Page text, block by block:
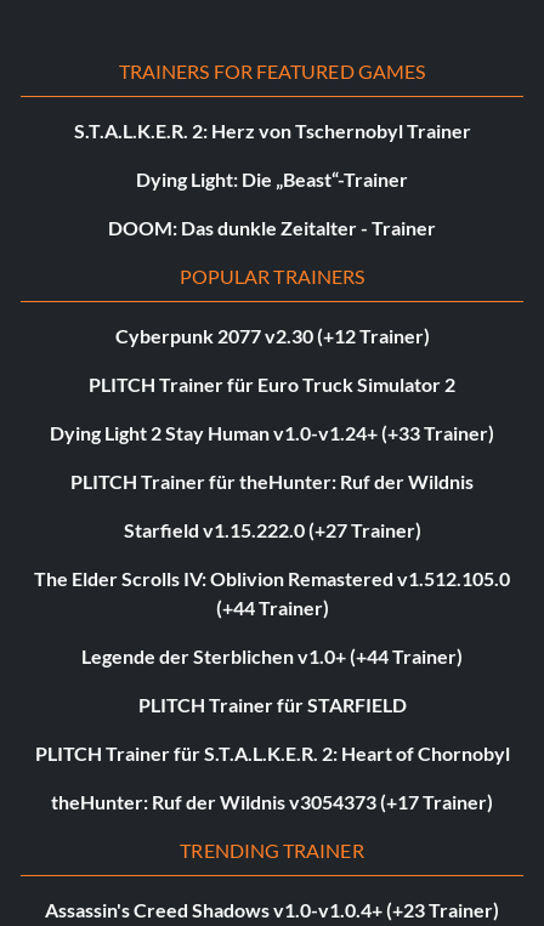
TRAINERS FOR FEATURED GAMES
S.T.A.L.K.E.R. 2: Herz von Tschernobyl Trainer
Dying Light: Die „Beast“-Trainer
DOOM: Das dunkle Zeitalter - Trainer
POPULAR TRAINERS
Cyberpunk 2077 v2.30 (+12 Trainer)
PLITCH Trainer für Euro Truck Simulator 2
Dying Light 2 Stay Human v1.0-v1.24+ (+33 Trainer)
PLITCH Trainer für theHunter: Ruf der Wildnis
Starfield v1.15.222.0 (+27 Trainer)
The Elder Scrolls IV: Oblivion Remastered v1.512.105.0
(+44 Trainer)
Legende der Sterblichen v1.0+ (+44 Trainer)
PLITCH Trainer für STARFIELD
PLITCH Trainer für S.T.A.L.K.E.R. 2: Heart of Chornobyl
theHunter: Ruf der Wildnis v3054373 (+17 Trainer)
TRENDING TRAINER
Assassin's Creed Shadows v1.0-v1.0.4+ (+23 Trainer)